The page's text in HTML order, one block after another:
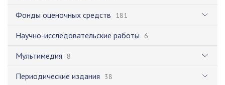
Фонды оценочных средств 181
Научно-исследовательские работы 6
Мультимедия 8
Периодические издания 38